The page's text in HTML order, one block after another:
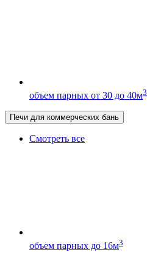
объем парных от 30 до 40м3
Печи для коммерческих бань
Смотреть все
объем парных до 16м3